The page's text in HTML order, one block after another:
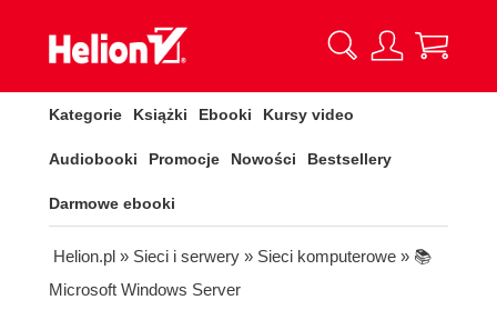
Kategorie Książki Ebooki Kursy video
Audiobooki Promocje Nowości Bestsellery
Darmowe ebooki
Helion.pl » Sieci i serwery » Sieci komputerowe » 📚
Microsoft Windows Server